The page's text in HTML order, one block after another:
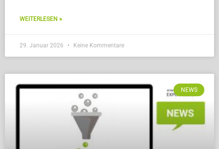
WEITERLESEN »
29. Januar 2026 Keine Kommentare
NEWS